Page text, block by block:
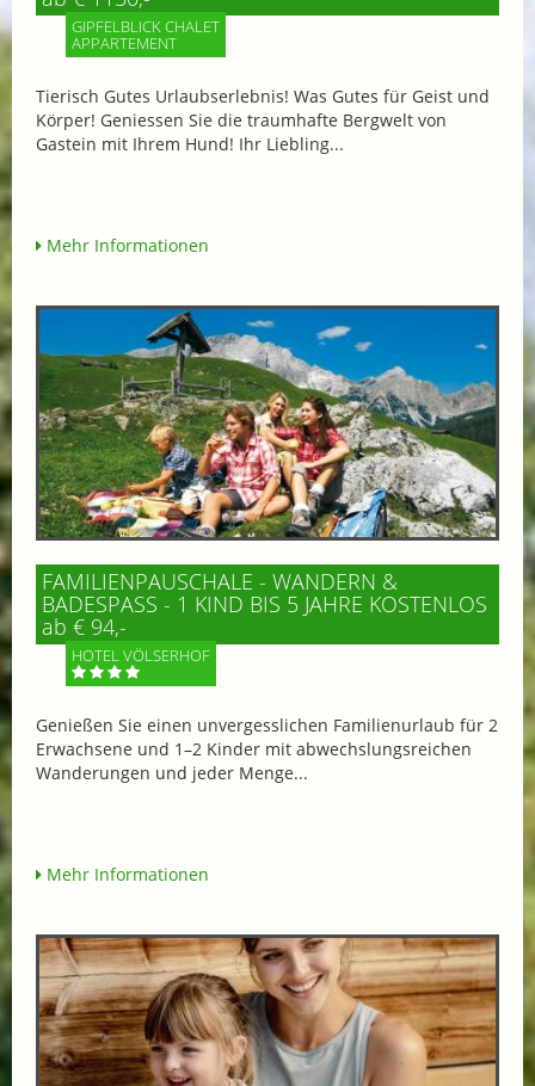
GIPFELBLICK CHALET
APPARTEMENT
Tierisch Gutes Urlaubserlebnis! Was Gutes für Geist und
Körper! Geniessen Sie die traumhafte Bergwelt von
Gastein mit Ihrem Hund! Ihr Liebling...
Mehr Informationen
FAMILIENPAUSCHALE - WANDERN &
BADESPASS - 1 KIND BIS 5 JAHRE KOSTENLOS
ab € 94,-
HOTEL VÖLSERHOF
Genießen Sie einen unvergesslichen Familienurlaub für 2
Erwachsene und 1–2 Kinder mit abwechslungsreichen
Wanderungen und jeder Menge...
Mehr Informationen